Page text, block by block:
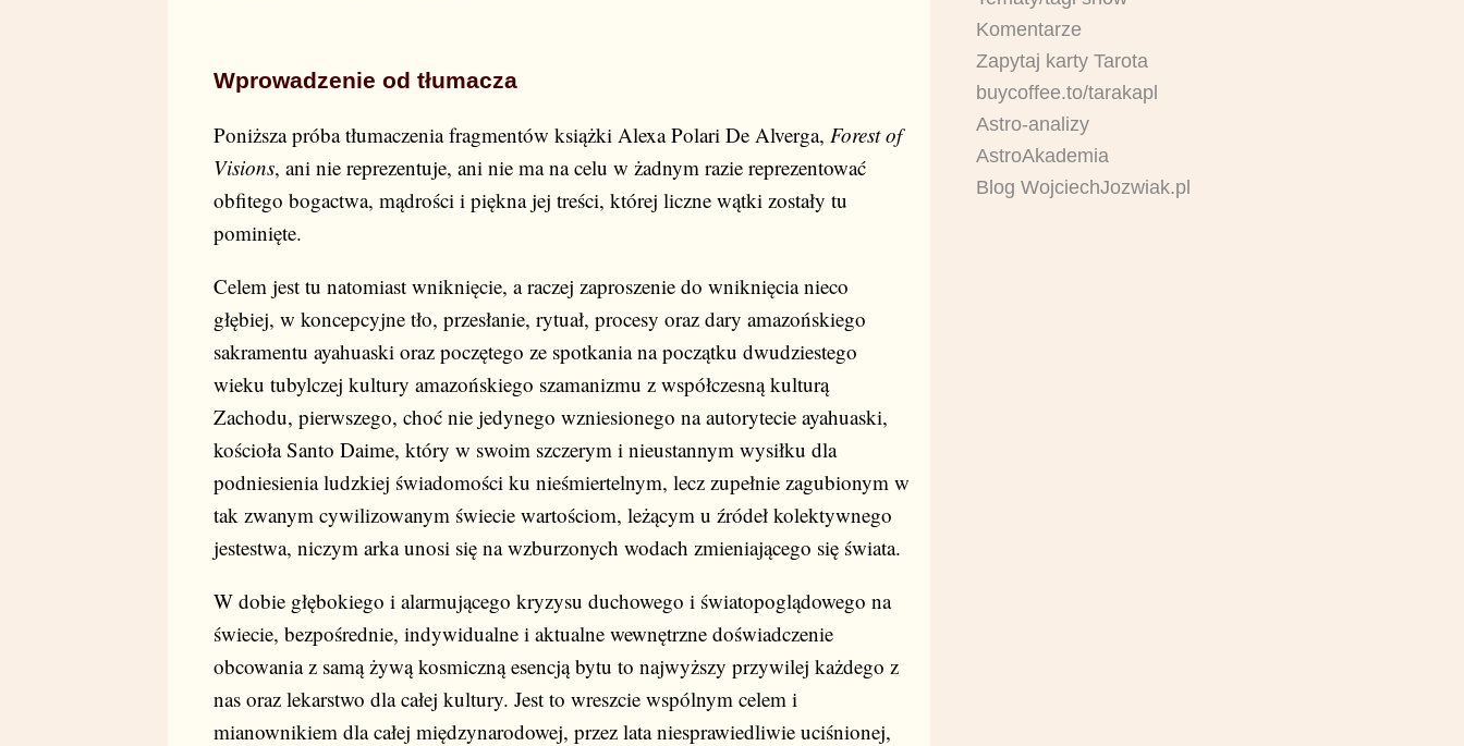
Wprowadzenie od tłumacza
Poniższa próba tłumaczenia fragmentów książki Alexa Polari De Alverga, Forest of
Visions, ani nie reprezentuje, ani nie ma na celu w żadnym razie reprezentować
obfitego bogactwa, mądrości i piękna jej treści, której liczne wątki zostały tu
pominięte.
Celem jest tu natomiast wniknięcie, a raczej zaproszenie do wniknięcia nieco
głębiej, w koncepcyjne tło, przesłanie, rytuał, procesy oraz dary amazońskiego
sakramentu ayahuaski oraz poczętego ze spotkania na początku dwudziestego
wieku tubylczej kultury amazońskiego szamanizmu z współczesną kulturą
Zachodu, pierwszego, choć nie jedynego wzniesionego na autorytecie ayahuaski,
kościoła Santo Daime, który w swoim szczerym i nieustannym wysiłku dla
podniesienia ludzkiej świadomości ku nieśmiertelnym, lecz zupełnie zagubionym w
tak zwanym cywilizowanym świecie wartościom, leżącym u źródeł kolektywnego
jestestwa, niczym arka unosi się na wzburzonych wodach zmieniającego się świata.
W dobie głębokiego i alarmującego kryzysu duchowego i światopoglądowego na
świecie, bezpośrednie, indywidualne i aktualne wewnętrzne doświadczenie
obcowania z samą żywą kosmiczną esencją bytu to najwyższy przywilej każdego z
nas oraz lekarstwo dla całej kultury. Jest to wreszcie wspólnym celem i
mianownikiem dla całej międzynarodowej, przez lata niesprawiedliwie uciśnionej,
Komentarze
Zapytaj karty Tarota
buycoffee.to/tarakapl
Astro-analizy
AstroAkademia
Blog WojciechJozwiak.pl